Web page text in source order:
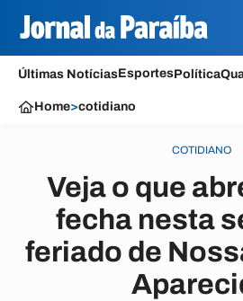
Últimas NotíciasEsportesPolítica
Home>cotidiano
COTIDIANO
Veja o que
fecha nesta
feriado de